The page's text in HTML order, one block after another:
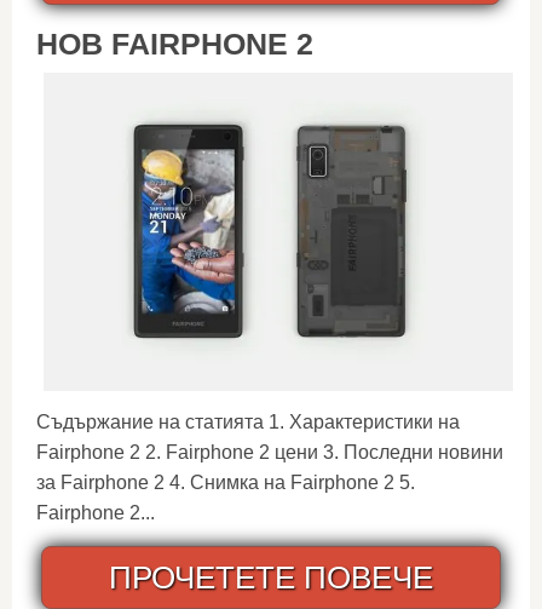
НОВ FAIRPHONE 2
Съдържание на статията 1. Характеристики на
Fairphone 2 2. Fairphone 2 цени 3. Последни новини
за Fairphone 2 4. Снимка на Fairphone 2 5.
Fairphone 2...
ПРОЧЕТЕТЕ ПОВЕЧЕ